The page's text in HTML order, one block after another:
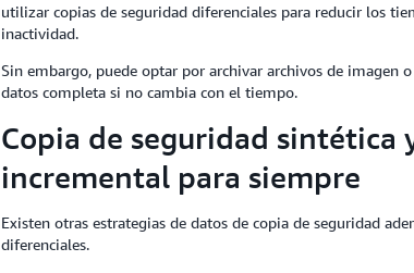
utilizar copias de seguridad diferenciales para reducir los
inactividad.
Sin embargo, puede optar por archivar archivos de imagen
datos completa si no cambia con el tiempo.
Copia de seguridad sintética
incremental para siempre
Existen otras estrategias de datos de copia de seguridad
diferenciales.